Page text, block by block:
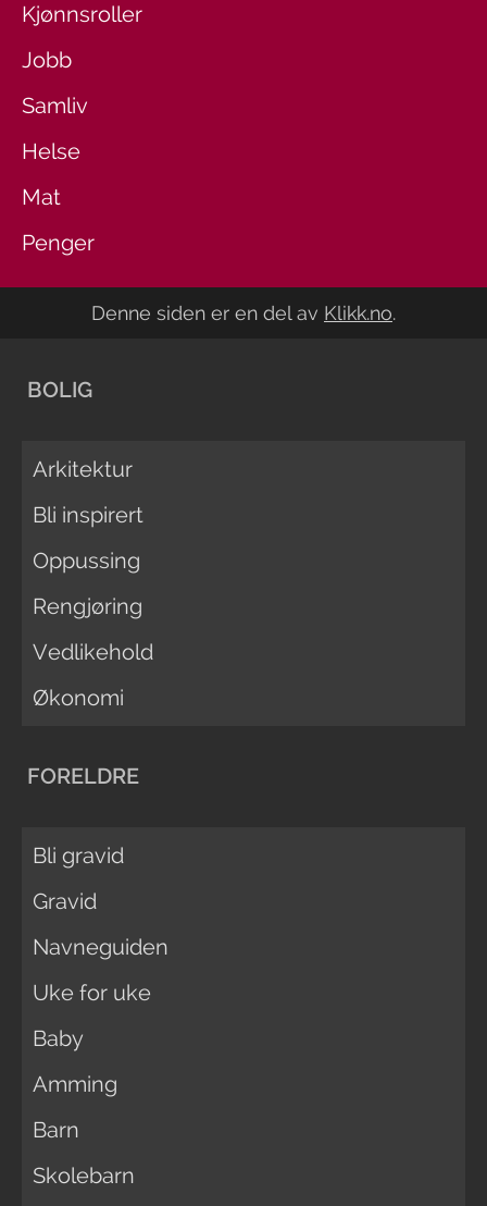
Kjønnsroller
Jobb
Samliv
Helse
Mat
Penger
Denne siden er en del av Klikk.no.
BOLIG
Arkitektur
Bli inspirert
Oppussing
Rengjøring
Vedlikehold
Økonomi
FORELDRE
Bli gravid
Gravid
Navneguiden
Uke for uke
Baby
Amming
Barn
Skolebarn